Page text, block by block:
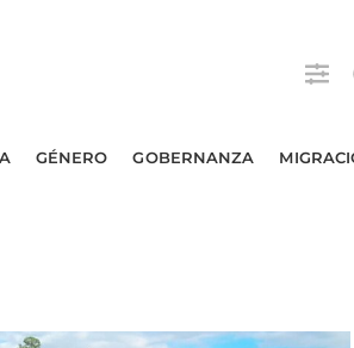
GÉNERO GOBERNANZA